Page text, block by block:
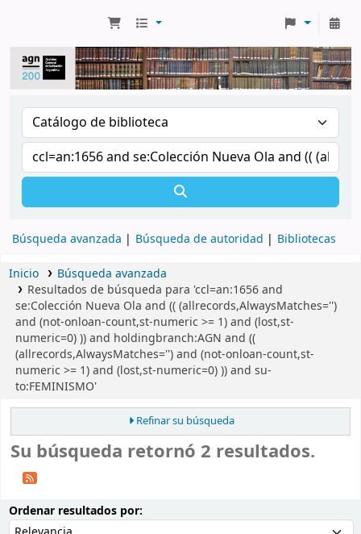
Búsqueda avanzada Búsqueda de autoridad Bibliotecas
Inicio
Búsqueda avanzada
Resultados de búsqueda para 'ccl=an:1656 and
se:Colección Nueva Ola and (( (allrecords,AlwaysMatches='')
and (not-onloan-count,st-numeric >= 1) and (lost,st-
numeric=0) )) and holdingbranch:AGN and ((
(allrecords,AlwaysMatches='') and (not-onloan-count,st-
numeric >= 1) and (lost,st-numeric=0) )) and su-
to:FEMINISMO'
Refinar su búsqueda
Su búsqueda retornó 2 resultados.
Ordenar resultados por: